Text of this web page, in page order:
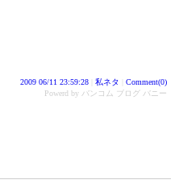
2009 06/11 23:59:28 私ネタ
Comment(0)
Powerd by バンコム ブログ バニー